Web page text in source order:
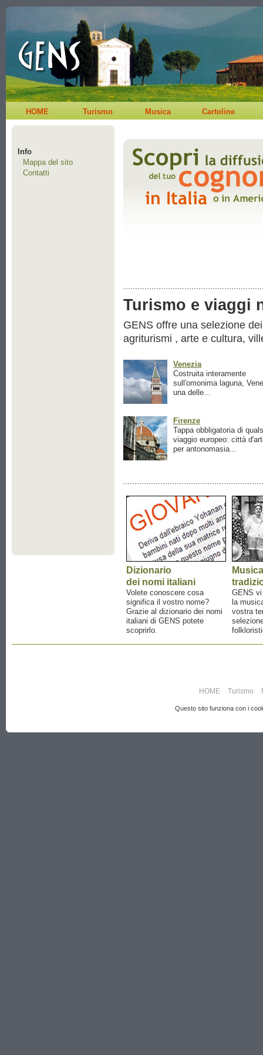
HOME Turismo Musica Cartoline
Info
Mappa del sito
Contatti
Turismo e viaggi
GENS offre una selezione
agriturismi , arte e cultura,
Venezia
Costruita interamente
sull'omonima laguna,
una delle...
Firenze
Tappa obbligatoria di
viaggio europeo: città
per antonomasia...
Dizionario
dei nomi italiani
Volete conoscere cosa
significa il vostro nome?
Grazie al dizionario dei nomi
italiani di GENS potete
scoprirlo.
Musica
GENS
la
vostra
HOME Turismo
Questo sito funziona con i